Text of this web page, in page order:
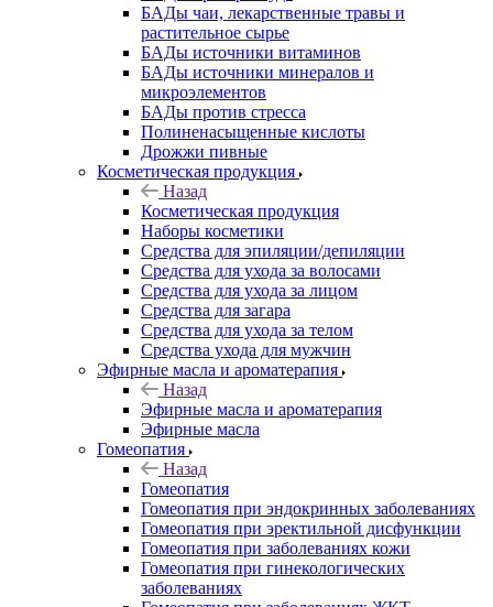
БАДы чаи, лекарственные травы и
растительное сырье
БАДы источники витаминов
БАДы источники минералов и
микроэлементов
БАДы против стресса
Полиненасыщенные кислоты
Дрожжи пивные
Косметическая продукция
Назад
Косметическая продукция
Наборы косметики
Средства для эпиляции/депиляции
Средства для ухода за волосами
Средства для ухода за лицом
Средства для загара
Средства для ухода за телом
Средства ухода для мужчин
Эфирные масла и ароматерапия
Назад
Эфирные масла и ароматерапия
Эфирные масла
Гомеопатия
Назад
Гомеопатия
Гомеопатия при эндокринных заболеваниях
Гомеопатия при эректильной дисфункции
Гомеопатия при заболеваниях кожи
Гомеопатия при гинекологических
заболеваниях